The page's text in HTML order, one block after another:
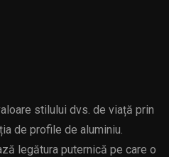
stilului dvs. de viață prin
de profile de aluminiu.
legătura puternică pe care o